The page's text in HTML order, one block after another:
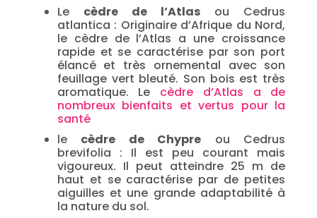
Le cèdre de l’Atlas ou Cedrus
atlantica : Originaire d’Afrique du Nord,
le cèdre de l’Atlas a une croissance
rapide et se caractérise par son port
élancé et très ornemental avec son
feuillage vert bleuté. Son bois est très
aromatique. Le cèdre d’Atlas a de
nombreux bienfaits et vertus pour la
santé
le cèdre de Chypre ou Cedrus
brevifolia : Il est peu courant mais
vigoureux. Il peut atteindre 25 m de
haut et se caractérise par de petites
aiguilles et une grande adaptabilité à
la nature du sol.